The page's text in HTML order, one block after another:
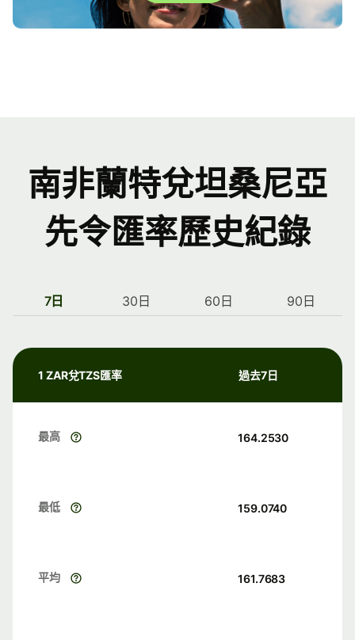
南非蘭特兌坦桑尼亞
先令匯率歷史紀錄
7日 30日 60日 90日
1 ZAR兌TZS匯率 過去7日
最高 164.2530
最低 159.0740
平均 161.7683